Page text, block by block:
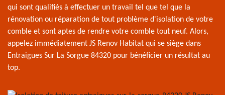
qui sont qualifiés à effectuer un travail tel que tel que la
rénovation ou réparation de tout problème d'isolation de votre
comble et sont aptes de rendre votre comble tout neuf. Alors,
appelez immédiatement JS Renov Habitat qui se siège dans
Entraigues Sur La Sorgue 84320 pour bénéficier un résultat au
top.